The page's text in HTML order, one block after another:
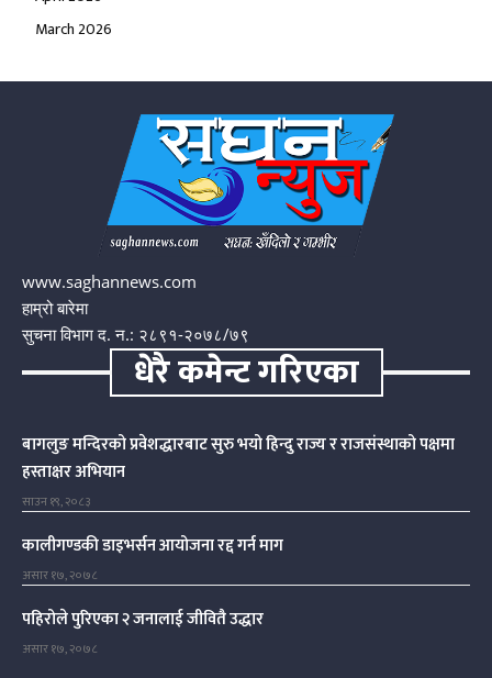
March 2026
www.saghannews.com
हाम्रो बारेमा
सुचना विभाग द. न.: २८९१-२०७८/७९
धेरै कमेन्ट गरिएका
बागलुङ मन्दिरको प्रवेशद्धारबाट सुरु भयो हिन्दु राज्य र राजसंस्थाको पक्षमा
हस्ताक्षर अभियान
साउन १९, २०८३
कालीगण्डकी डाइभर्सन आयोजना रद्द गर्न माग
असार १७, २०७८
पहिरोले पुरिएका २ जनालाई जीवितै उद्धार
असार १७, २०७८